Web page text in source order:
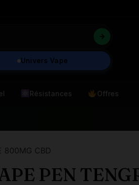
Univers Vape
Résistances Offres
800MG CBD
PEN